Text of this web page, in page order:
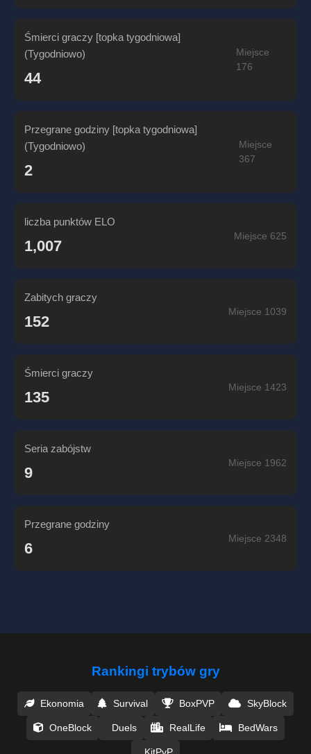
Śmierci graczy [topka tygodniowa]
(Tygodniowo)
44
Miejsce
176
Przegrane godziny [topka tygodniowa]
(Tygodniowo)
2
Miejsce
367
liczba punktów ELO
1,007
Miejsce 625
Zabitych graczy
152
Miejsce 1039
Śmierci graczy
135
Miejsce 1423
Seria zabójstw
9
Miejsce 1962
Przegrane godziny
6
Miejsce 2348
Rankingi trybów gry
Ekonomia Survival BoxPVP SkyBlock
OneBlock Duels RealLife BedWars